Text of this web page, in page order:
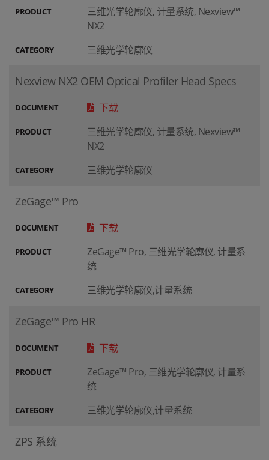
PRODUCT
三维光学轮廓仪, 计量系统, Nexview™
NX2
CATEGORY 三维光学轮廓仪
Nexview NX2 OEM Optical Profiler Head Specs
DOCUMENT 下载
PRODUCT
三维光学轮廓仪, 计量系统, Nexview™
NX2
CATEGORY 三维光学轮廓仪
ZeGage™ Pro
DOCUMENT 下载
PRODUCT
ZeGage™ Pro, 三维光学轮廓仪, 计量系
统
CATEGORY 三维光学轮廓仪,计量系统
ZeGage™ Pro HR
DOCUMENT 下载
PRODUCT
ZeGage™ Pro, 三维光学轮廓仪, 计量系
统
CATEGORY 三维光学轮廓仪,计量系统
ZPS 系统